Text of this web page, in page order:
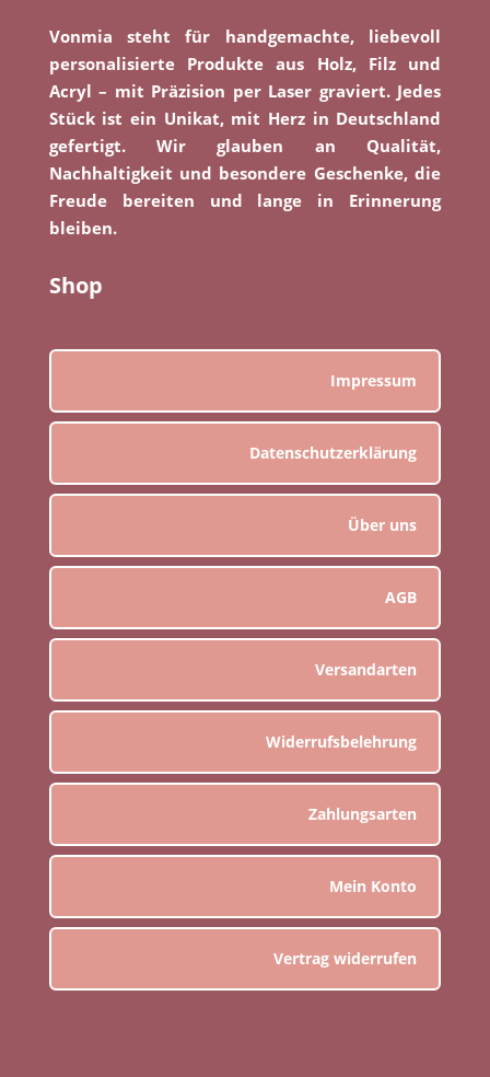
Vonmia steht für handgemachte, liebevoll
personalisierte Produkte aus Holz, Filz und
Acryl – mit Präzision per Laser graviert. Jedes
Stück ist ein Unikat, mit Herz in Deutschland
gefertigt. Wir glauben an Qualität,
Nachhaltigkeit und besondere Geschenke, die
Freude bereiten und lange in Erinnerung
bleiben.
Shop
Impressum
Datenschutzerklärung
Über uns
AGB
Versandarten
Widerrufsbelehrung
Zahlungsarten
Mein Konto
Vertrag widerrufen